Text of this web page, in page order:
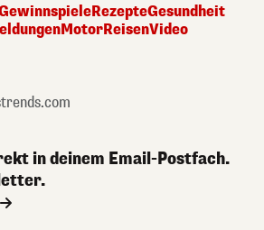
RezepteGesundheit
MotorReisenVideo
in deinem Email-Postfach.